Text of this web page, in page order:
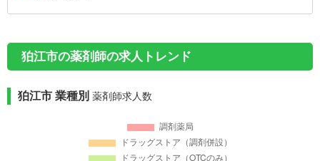
狛江市の薬剤師の求人トレンド
狛江市 業種別 薬剤師求人数